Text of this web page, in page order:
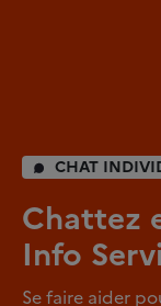
CHAT
Chattez
Info
Se faire aider